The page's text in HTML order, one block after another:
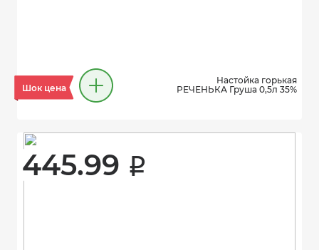
Шок цена
Настойка горькая
РЕЧЕНЬКА Груша 0,5л 35%
445.99 i